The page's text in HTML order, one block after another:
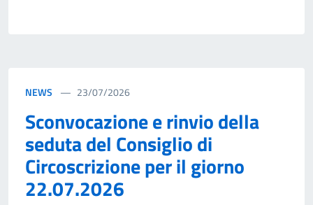
NEWS 23/07/2026
Sconvocazione e rinvio della
seduta del Consiglio di
Circoscrizione per il giorno
22.07.2026